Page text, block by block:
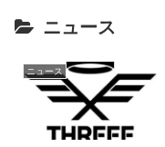
ニュース
ニュース